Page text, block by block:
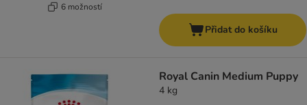
6 možností
Přidat do košíku
Royal Canin Medium Puppy
4 kg